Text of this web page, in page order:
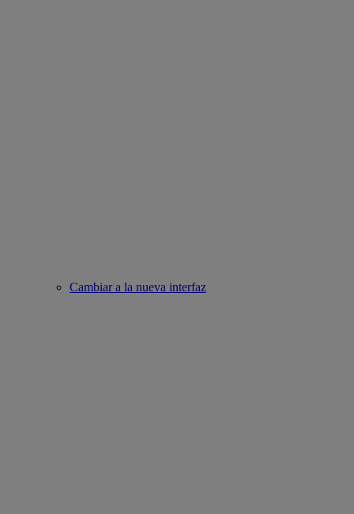
Cambiar a la nueva interfaz